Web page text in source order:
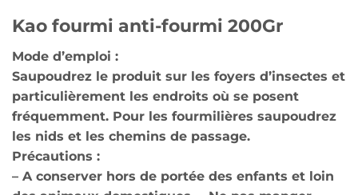
Kao fourmi anti-fourmi 200Gr
Mode d’emploi :
Saupoudrez le produit sur les foyers d’insectes et
particulièrement les endroits où se posent
fréquemment. Pour les fourmilières saupoudrez
les nids et les chemins de passage.
Précautions :
– A conserver hors de portée des enfants et loin